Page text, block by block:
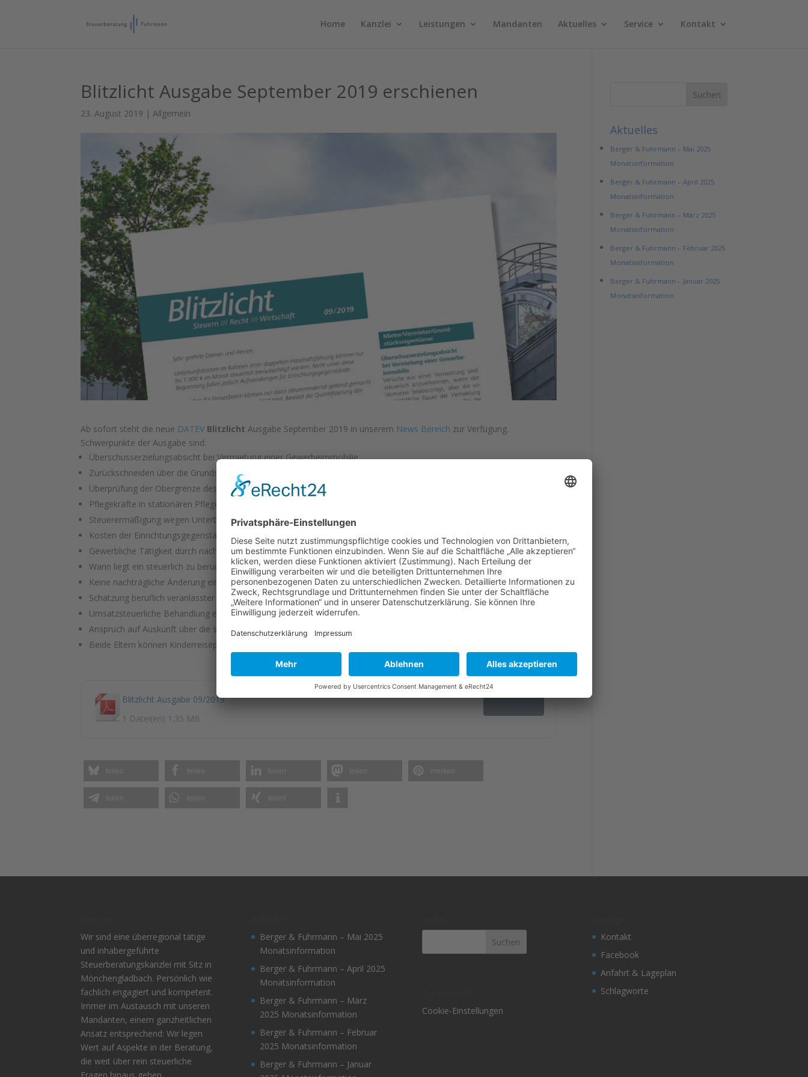
Home Kanzlei Leistungen Mandanten Aktuelles Service Kontakt
Blitzlicht Ausgabe September 2019 erschienen
23. August 2019 |Allgemein
Ab sofort steht die neue DATEV Blitzlicht Ausgabe September 2019 in unserem News Bereich zur Verfügung.
Schwerpunkte der Ausgabe sind:
Überschusserzielungsabsicht bei Vermietung einer Gewerbeimmobilie
Zurückschneiden über die Grundstücksgrenze ragender Äste
Überprüfung der Obergrenze des Weihnachts- und Urlaubsgelds
Pflegekräfte in stationären Pflegeeinrichtungen sind regelmäßig sozialversicherungspflichtig
Steuerermäßigung wegen Unterbringung eines Elternteils in einem Pflegeheim
Kosten der Einrichtungsgegenstände bei einer doppelten Haushaltsführung voll abziehbar
Gewerbliche Tätigkeit durch nachhaltig ausgeübte Warenverkäufe auf der Internetplattform eBay
Wann liegt ein steuerlich zu berücksichtigendes Finanzplandarlehn eines GmbH-Gesellschafters vor?
Keine nachträgliche Änderung eines Antrags, mit dem der Stichtag einer Einbringung festgelegt wurde
Schätzung beruflich veranlasster Aufwendungen einer Firmenfeier
Umsatzsteuerliche Behandlung einer vermieteten Zahnarztpraxis
Anspruch auf Auskunft über die steuerliche Behandlung eines Konkurrenten
Beide Eltern können Kinderreisepass beanspruchen
Blitzlicht Ausgabe 09/2019
1 Datei(en) 1.35 MB
Download
Aktuelles
Berger & Fuhrmann – Mai 2025
Monatsinformation
Berger & Fuhrmann – April 2025
Monatsinformation
Berger & Fuhrmann – März 2025
Monatsinformation
Berger & Fuhrmann – Februar 2025
Monatsinformation
Berger & Fuhrmann – Januar 2025
Monatsinformation
Wir sind eine überregional tätige
und inhabergeführte
Steuerberatungskanzlei mit Sitz in
Mönchengladbach. Persönlich wie
fachlich engagiert und kompetent.
Immer im Austausch mit unseren
Mandanten, einem ganzheitlichen
Ansatz entsprechend: Wir legen
Wert auf Aspekte in der Beratung,
die weit über rein steuerliche
Berger & Fuhrmann – Mai 2025
Monatsinformation
Berger & Fuhrmann – April 2025
Monatsinformation
Berger & Fuhrmann – März
2025 Monatsinformation
Berger & Fuhrmann – Februar
2025 Monatsinformation
Berger & Fuhrmann – Januar
Cookie-Einstellungen
Kontakt
Facebook
Anfahrt & Lageplan
Schlagworte